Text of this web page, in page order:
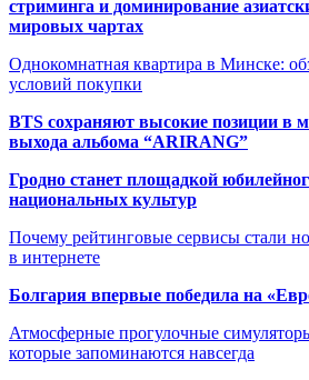
стриминга и доминирование
мировых чартах
Однокомнатная квартира в Минске:
условий покупки
BTS сохраняют высокие позиции в
выхода альбома “ARIRANG”
Гродно станет площадкой
национальных культур
Почему рейтинговые сервисы стали
в интернете
Болгария впервые победила на
Атмосферные прогулочные
которые запоминаются навсегда